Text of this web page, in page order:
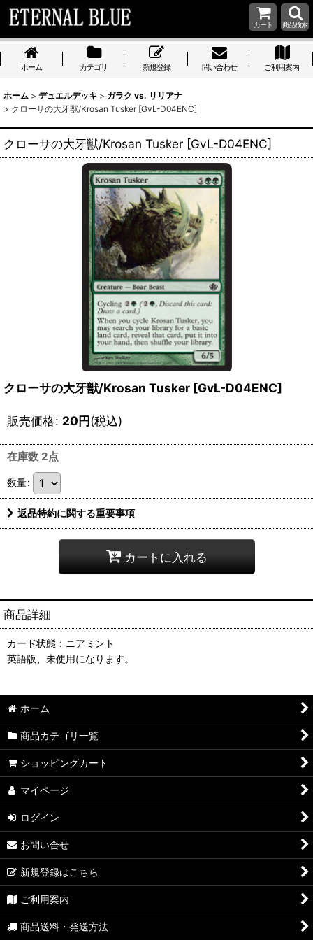
カート 商品検索
ホーム カテゴリ 新規登録 問い合わせ ご利用案内
ホーム > デュエルデッキ > ガラク vs. リリアナ
> クローサの大牙獣/Krosan Tusker [GvL-D04ENC]
クローサの大牙獣/Krosan Tusker [GvL-D04ENC]
クローサの大牙獣/Krosan Tusker [GvL-D04ENC]
販売価格: 20円(税込)
在庫数 2点
数量:
返品特約に関する重要事項
カートに入れる
商品詳細
カード状態：ニアミント
英語版、未使用になります。
ホーム
商品カテゴリ一覧
ショッピングカート
マイページ
ログイン
お問い合せ
新規登録はこちら
ご利用案内
商品送料・発送方法